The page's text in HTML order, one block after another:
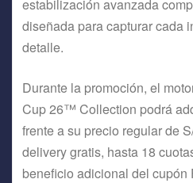
estabilización avanzada
diseñada para capturar cada
detalle.
Durante la promoción, el
Cup 26™ Collection podrá
frente a su precio regular de
delivery gratis, hasta 18
beneficio adicional del cupón